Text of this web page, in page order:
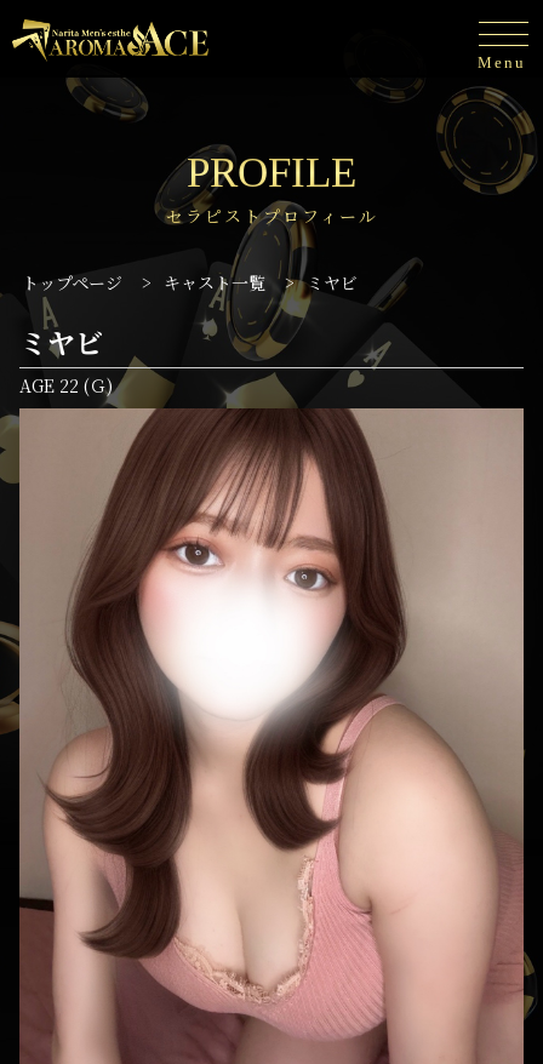
Menu
セラピストプロフィール
PROFILE
トップページ > キャスト一覧 > ミヤビ
ミヤビ
AGE 22 (Ｇ)